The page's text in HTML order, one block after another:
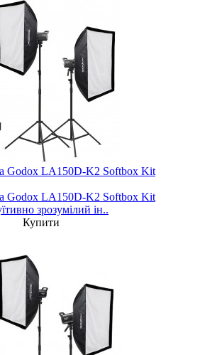
Godox LA150D-K2 Softbox Kit
Godox LA150D-K2 Softbox Kit
зрозумілий ін..
Купити